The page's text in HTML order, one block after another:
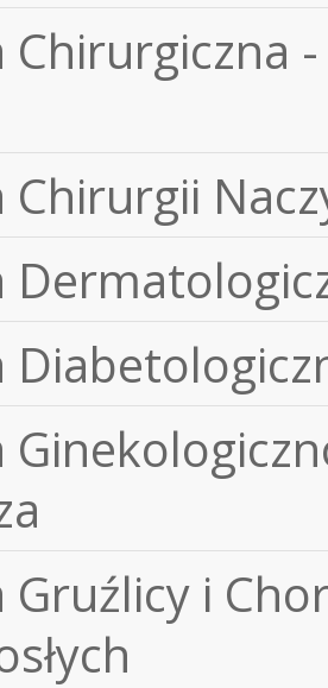
Chirurgiczna
Chirurgii
i